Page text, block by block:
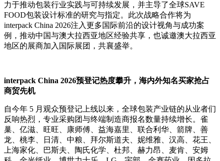
力于推动包装行业实践与可持续发展，并主导了全球SAVE
FOOD包装设计标准的研究与指定。此次战略合作将为
interpack China 2026注入更多国际前沿的设计视角与成功案
例，推动中国与澳大拉西亚地区经验共享，也诚邀澳大拉西亚
地区的展商加入国际展团，共襄盛举。
interpack China 2026预登记热度攀升，海内外知名买家抢占
商贸先机
自今年 5 月观众预登记上线以来，全球包装产业链的从业者们
反响热烈，专业采购团与终端制造商报名数量持续增长。雀
巢、亿滋、旺旺、康师傅、益海嘉里、联合利华、箭牌、善
龙、桃李、日清、中粮、拜尔斯道夫、妮维雅、汉高、花王、
上海家化、巴斯夫、陶氏化学、杜邦、赫力昂、麦肯、安姆